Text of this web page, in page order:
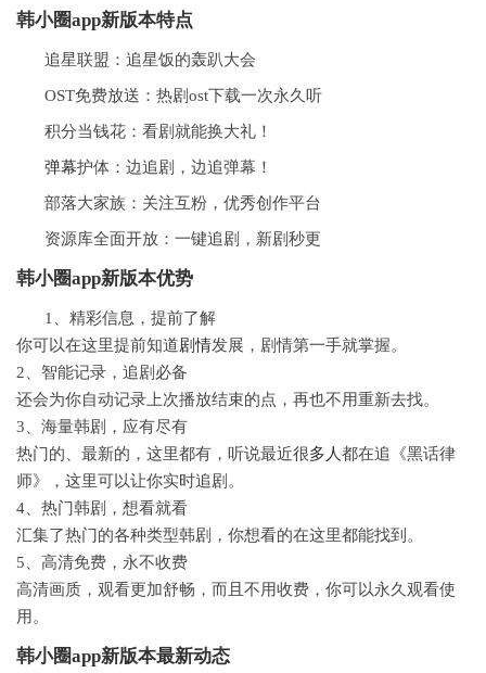
韩小圈app新版本特点
追星联盟：追星饭的轰趴大会
OST免费放送：热剧ost下载一次永久听
积分当钱花：看剧就能换大礼！
弹幕护体：边追剧，边追弹幕！
部落大家族：关注互粉，优秀创作平台
资源库全面开放：一键追剧，新剧秒更
韩小圈app新版本优势
1、精彩信息，提前了解
你可以在这里提前知道剧情发展，剧情第一手就掌握。
2、智能记录，追剧必备
还会为你自动记录上次播放结束的点，再也不用重新去找。
3、海量韩剧，应有尽有
热门的、最新的，这里都有，听说最近很多人都在追《黑话律
师》，这里可以让你实时追剧。
4、热门韩剧，想看就看
汇集了热门的各种类型韩剧，你想看的在这里都能找到。
5、高清免费，永不收费
高清画质，观看更加舒畅，而且不用收费，你可以永久观看使
用。
韩小圈app新版本最新动态